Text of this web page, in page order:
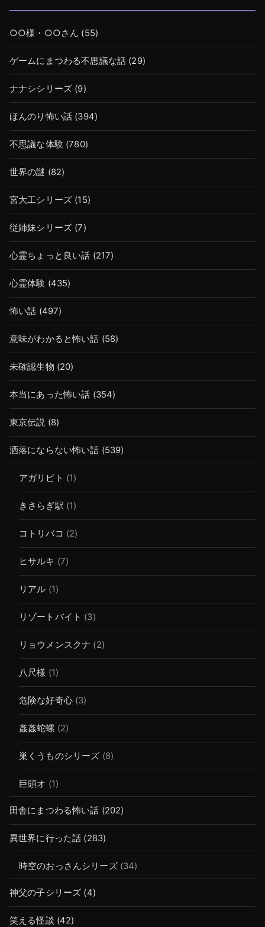
○○様・○○さん (55)
ゲームにまつわる不思議な話 (29)
ナナシシリーズ (9)
ほんのり怖い話 (394)
不思議な体験 (780)
世界の謎 (82)
宮大工シリーズ (15)
従姉妹シリーズ (7)
心霊ちょっと良い話 (217)
心霊体験 (435)
怖い話 (497)
意味がわかると怖い話 (58)
未確認生物 (20)
本当にあった怖い話 (354)
東京伝説 (8)
洒落にならない怖い話 (539)
アガリビト (1)
きさらぎ駅 (1)
コトリバコ (2)
ヒサルキ (7)
リアル (1)
リゾートバイト (3)
リョウメンスクナ (2)
八尺様 (1)
危険な好奇心(3)
姦姦蛇螺 (2)
巣くうものシリーズ (8)
巨頭オ (1)
田舎にまつわる怖い話 (202)
異世界に行った話 (283)
時空のおっさんシリーズ(34)
神父の子シリーズ (4)
笑える怪談 (42)